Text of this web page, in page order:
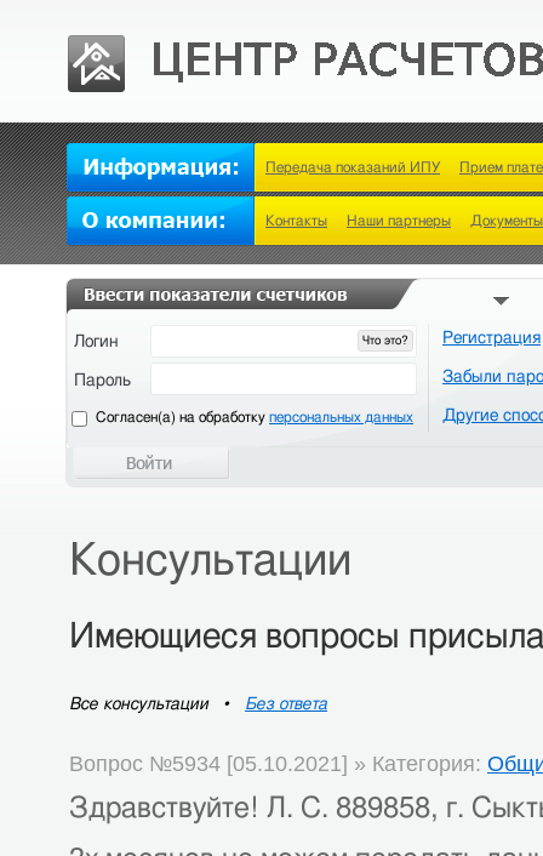
Контакты Наши партнеры Документы
Передача показаний ИПУ Прием
Что это?
Логин Регистрация
Забыли
Другие
Пароль
Cогласен(а) на обработку персональных данных
Консультации
Имеющиеся вопросы
Все консультации • Без ответа
Вопрос №5934 [05.10.2021] » Категория:
Здравствуйте! Л. С. 889858, г.